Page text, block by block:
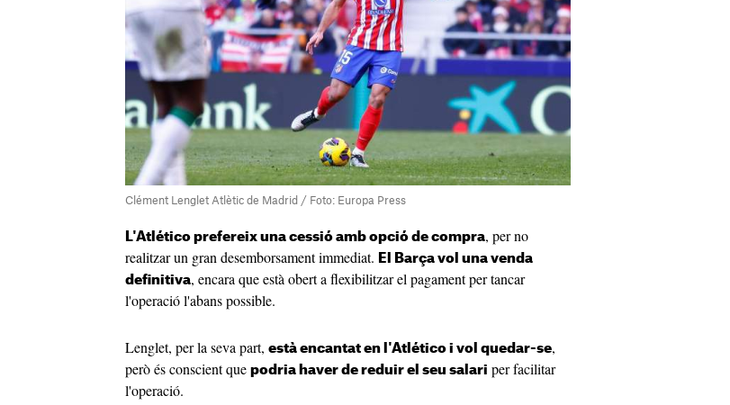
Clément Lenglet Atlètic de Madrid / Foto: Europa Press
L'Atlético prefereix una cessió amb opció de compra, per no
realitzar un gran desemborsament immediat. El Barça vol una venda
definitiva, encara que està obert a flexibilitzar el pagament per tancar
l'operació l'abans possible.
Lenglet, per la seva part, està encantat en l'Atlético i vol quedar-se,
però és conscient que podria haver de reduir el seu salari per facilitar
l'operació.